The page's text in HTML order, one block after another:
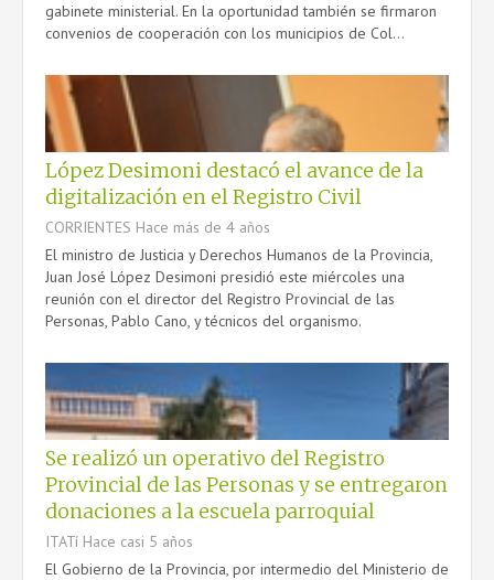
gabinete ministerial. En la oportunidad también se firmaron
convenios de cooperación con los municipios de Col...
López Desimoni destacó el avance de la
digitalización en el Registro Civil
CORRIENTES Hace más de 4 años
El ministro de Justicia y Derechos Humanos de la Provincia,
Juan José López Desimoni presidió este miércoles una
reunión con el director del Registro Provincial de las
Personas, Pablo Cano, y técnicos del organismo.
Se realizó un operativo del Registro
Provincial de las Personas y se entregaron
donaciones a la escuela parroquial
ITATí Hace casi 5 años
El Gobierno de la Provincia, por intermedio del Ministerio de